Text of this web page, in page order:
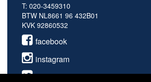
T: 020-3459310
BTW NL8661 96 432B01
KVK 92860532
facebook
instagram
twitter